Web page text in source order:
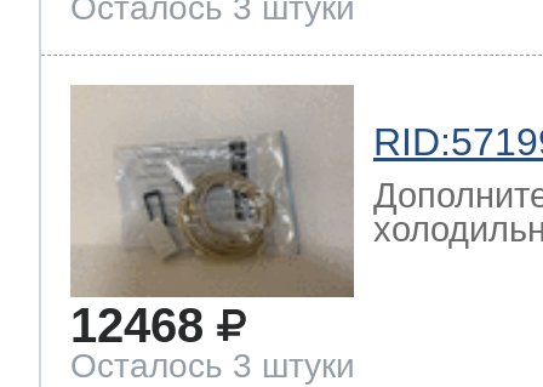
Осталось 3 штуки
12468
Осталось 3 штуки